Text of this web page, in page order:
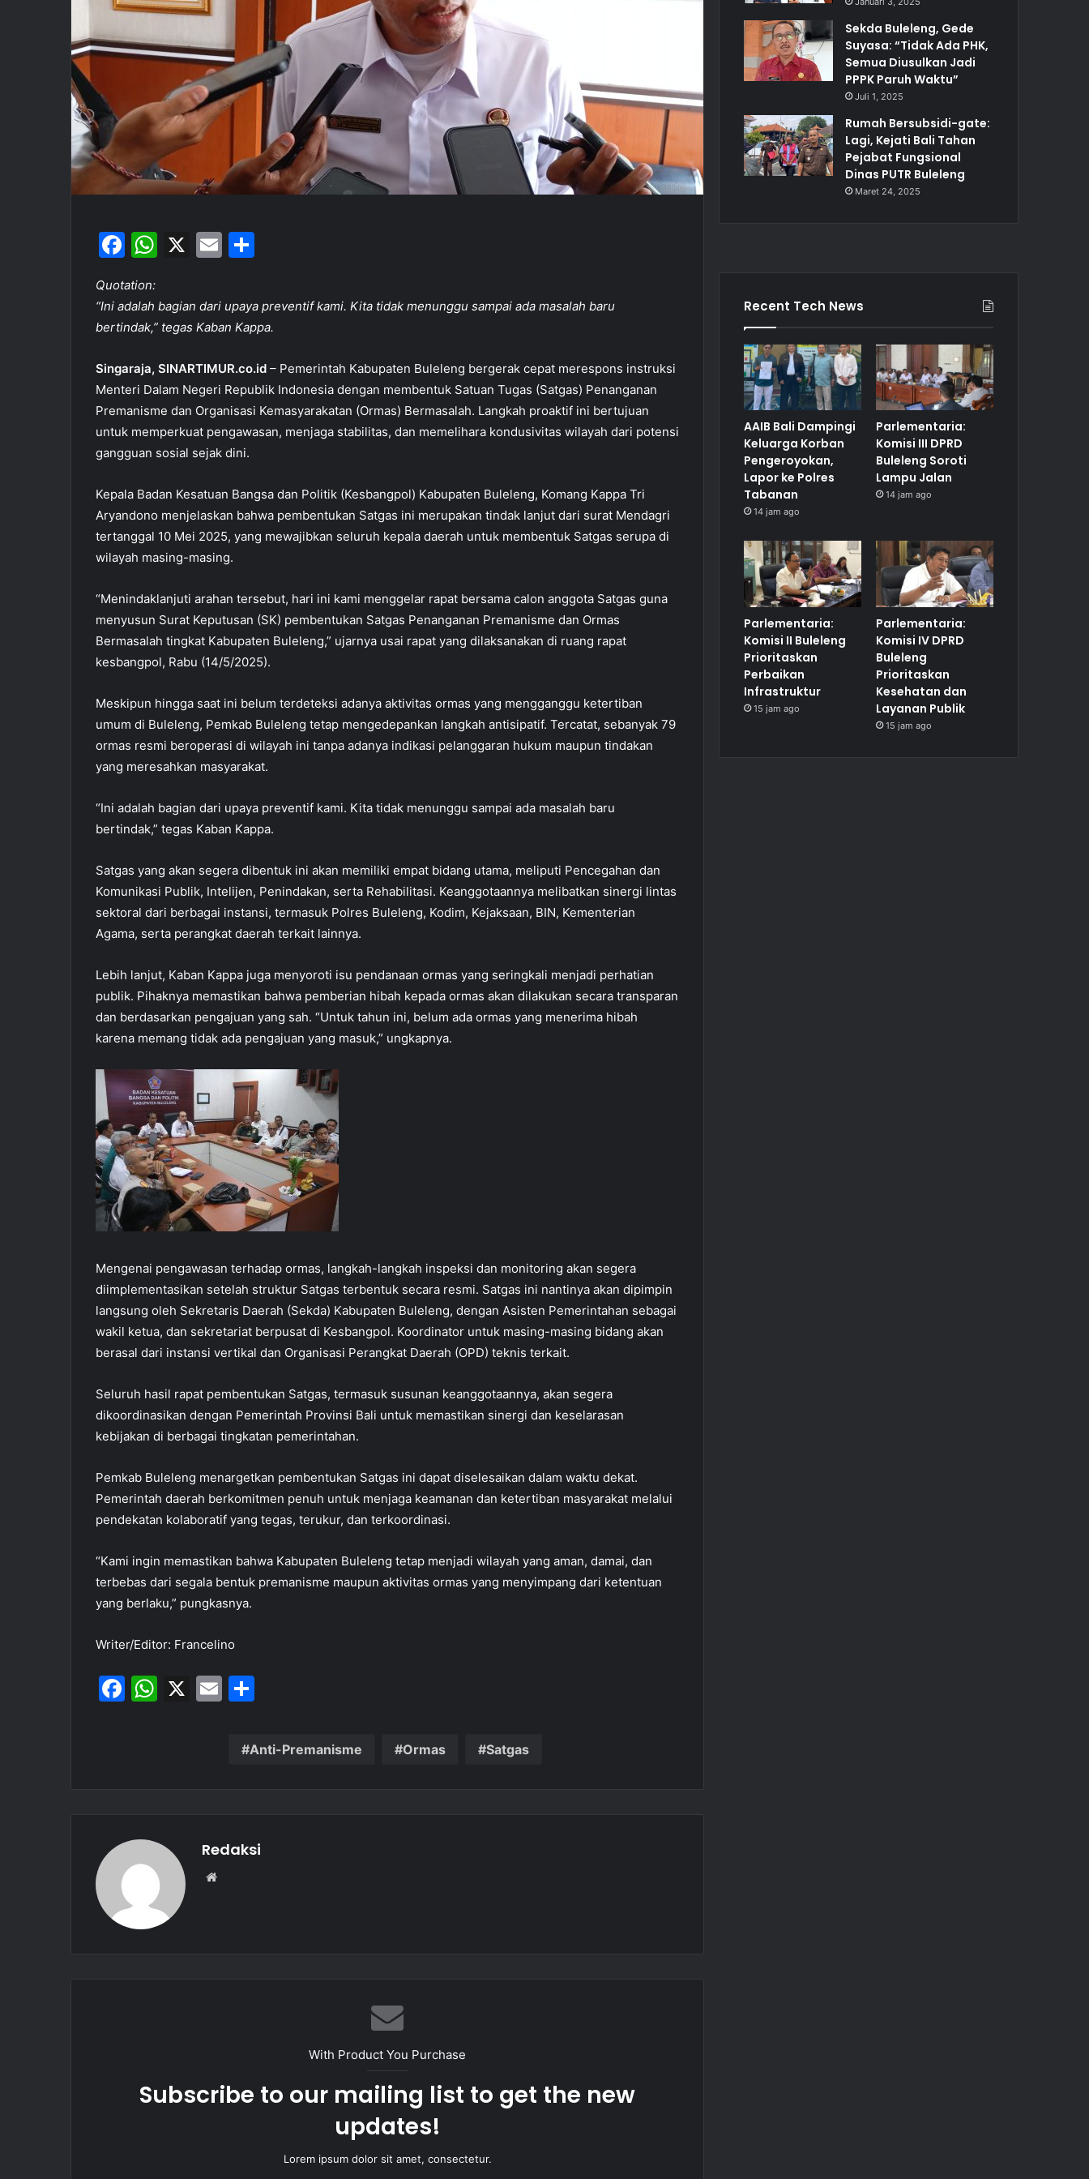
F
c
e
o
o
k
W
at
s
p
p
X
E
ai
l
ar
e
Quotation:
“Ini adalah bagian dari upaya preventif kami. Kita tidak menunggu sampai ada masalah baru
bertindak,” tegas Kaban Kappa.
Singaraja, SINARTIMUR.co.id – Pemerintah Kabupaten Buleleng bergerak cepat merespons instruksi
Menteri Dalam Negeri Republik Indonesia dengan membentuk Satuan Tugas (Satgas) Penanganan
Premanisme dan Organisasi Kemasyarakatan (Ormas) Bermasalah. Langkah proaktif ini bertujuan
untuk memperkuat pengawasan, menjaga stabilitas, dan memelihara kondusivitas wilayah dari potensi
gangguan sosial sejak dini.
Kepala Badan Kesatuan Bangsa dan Politik (Kesbangpol) Kabupaten Buleleng, Komang Kappa Tri
Aryandono menjelaskan bahwa pembentukan Satgas ini merupakan tindak lanjut dari surat Mendagri
tertanggal 10 Mei 2025, yang mewajibkan seluruh kepala daerah untuk membentuk Satgas serupa di
wilayah masing-masing.
“Menindaklanjuti arahan tersebut, hari ini kami menggelar rapat bersama calon anggota Satgas guna
menyusun Surat Keputusan (SK) pembentukan Satgas Penanganan Premanisme dan Ormas
Bermasalah tingkat Kabupaten Buleleng,” ujarnya usai rapat yang dilaksanakan di ruang rapat
kesbangpol, Rabu (14/5/2025).
Meskipun hingga saat ini belum terdeteksi adanya aktivitas ormas yang mengganggu ketertiban
umum di Buleleng, Pemkab Buleleng tetap mengedepankan langkah antisipatif. Tercatat, sebanyak 79
ormas resmi beroperasi di wilayah ini tanpa adanya indikasi pelanggaran hukum maupun tindakan
yang meresahkan masyarakat.
“Ini adalah bagian dari upaya preventif kami. Kita tidak menunggu sampai ada masalah baru
bertindak,” tegas Kaban Kappa.
Satgas yang akan segera dibentuk ini akan memiliki empat bidang utama, meliputi Pencegahan dan
Komunikasi Publik, Intelijen, Penindakan, serta Rehabilitasi. Keanggotaannya melibatkan sinergi lintas
sektoral dari berbagai instansi, termasuk Polres Buleleng, Kodim, Kejaksaan, BIN, Kementerian
Agama, serta perangkat daerah terkait lainnya.
Lebih lanjut, Kaban Kappa juga menyoroti isu pendanaan ormas yang seringkali menjadi perhatian
publik. Pihaknya memastikan bahwa pemberian hibah kepada ormas akan dilakukan secara transparan
dan berdasarkan pengajuan yang sah. “Untuk tahun ini, belum ada ormas yang menerima hibah
karena memang tidak ada pengajuan yang masuk,” ungkapnya.
Mengenai pengawasan terhadap ormas, langkah-langkah inspeksi dan monitoring akan segera
diimplementasikan setelah struktur Satgas terbentuk secara resmi. Satgas ini nantinya akan dipimpin
langsung oleh Sekretaris Daerah (Sekda) Kabupaten Buleleng, dengan Asisten Pemerintahan sebagai
wakil ketua, dan sekretariat berpusat di Kesbangpol. Koordinator untuk masing-masing bidang akan
berasal dari instansi vertikal dan Organisasi Perangkat Daerah (OPD) teknis terkait.
Seluruh hasil rapat pembentukan Satgas, termasuk susunan keanggotaannya, akan segera
dikoordinasikan dengan Pemerintah Provinsi Bali untuk memastikan sinergi dan keselarasan
kebijakan di berbagai tingkatan pemerintahan.
Pemkab Buleleng menargetkan pembentukan Satgas ini dapat diselesaikan dalam waktu dekat.
Pemerintah daerah berkomitmen penuh untuk menjaga keamanan dan ketertiban masyarakat melalui
pendekatan kolaboratif yang tegas, terukur, dan terkoordinasi.
“Kami ingin memastikan bahwa Kabupaten Buleleng tetap menjadi wilayah yang aman, damai, dan
terbebas dari segala bentuk premanisme maupun aktivitas ormas yang menyimpang dari ketentuan
yang berlaku,” pungkasnya.
Writer/Editor: Francelino
F
o
k
W
p
X
E
ai ar
Anti-Premanisme Ormas Satgas
Redaksi
With Product You Purchase
Subscribe to our mailing list to get the new
updates!
Lorem ipsum dolor sit amet, consectetur.
Sekda Buleleng, Gede
Suyasa: “Tidak Ada PHK,
Semua Diusulkan Jadi
PPPK Paruh Waktu”
Juli 1, 2025
Rumah Bersubsidi-gate:
Lagi, Kejati Bali Tahan
Pejabat Fungsional
Dinas PUTR Buleleng
Maret 24, 2025
Recent Tech News
AAIB Bali Dampingi
Keluarga Korban
Pengeroyokan,
Lapor ke Polres
Tabanan
14 jam ago
Parlementaria:
Komisi III DPRD
Buleleng Soroti
Lampu Jalan
14 jam ago
Parlementaria:
Komisi II Buleleng
Prioritaskan
Perbaikan
Infrastruktur
15 jam ago
Parlementaria:
Komisi IV DPRD
Buleleng
Prioritaskan
Kesehatan dan
Layanan Publik
15 jam ago